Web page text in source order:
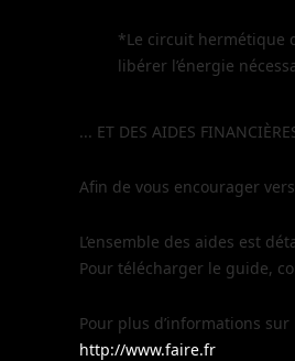
*Le circuit hermétique
libérer l’énergie
... ET DES AIDES
Afin de vous encourager
L’ensemble des aides est
Pour télécharger le guide,
Pour plus d’informations
http://www.faire.fr